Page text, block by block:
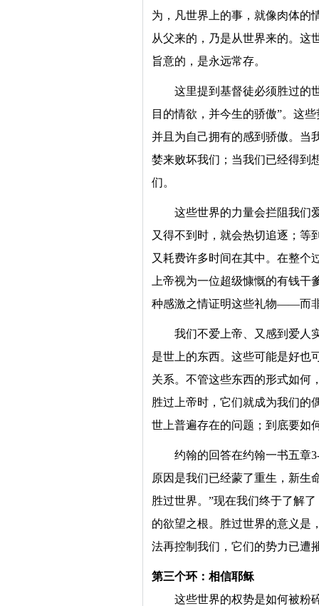
为，凡世界上的事，就像肉体的
从父来的，乃是从世界来的。这
旨意的，是永远常存。
这里提到基督徒必须胜过的
目的情欲，并今生的骄傲”。这
并且为自己拥有的感到骄傲。当
婪来败坏我们；当我们已经得到
们。
这些世界的力量会拦阻我们
又得不到时，就会热切追逐；等
又耗费许多时间在其中。在整个
上帝视为一位超级慷慨的有钱
种感激之情证明这些礼物——而
我们不爱上帝、又感到爱人
是世上的东西。这些可能是好也
关系。不管这些东西的形式如何
胜过上帝时，它们就成为我们的
世上普遍存在的问题；到底要如
约翰的回答在约翰一书五章
原因是我们已经蒙了重生，新生
胜过世界。”现在我们终于了解
的欲望之根。胜过世界的意义是
法再控制我们，它们的势力已遭
第三个环：相信耶稣
这些世界的权势是如何被粉